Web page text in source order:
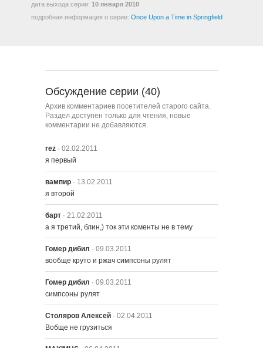
2114 – Открытки на размолвку
2115 – Неожиданный Второй
Способ
2116 – Величайшая Отругательная
2117 – Икс-ключительная
2118 – Шеф сердешный
2119 – Малышка и Кит
2120 – Шпионить с Любовью
2121 – Грусть Письма Мо
дата выхода серии: 10 января 2010
подробная информация о серии: Once Upon a Time in Springfield
Обсуждение серии (40)
Архив комментариев посетителей старого сайта.
Раздел доступен только для чтения, новые
комментарии не добавляются.
rez · 02.02.2011
я первый
вампир · 13.02.2011
я второй
барт · 21.02.2011
а я третий, блин,) ток эти коменты не в тему
Гомер дибил · 09.03.2011
вообще круто и ржач симпсоны рулят
Гомер дибил · 09.03.2011
симпсоны рулят
Столяров Алексей · 02.04.2011
Вобще не грузиться